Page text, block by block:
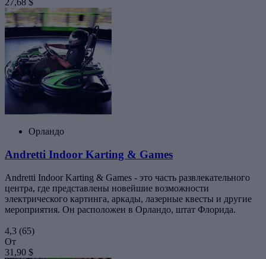
27,68 $
Орландо
Andretti Indoor Karting & Games
Andretti Indoor Karting & Games - это часть развлекательного
центра, где представлены новейшие возможности
электрического картинга, аркады, лазерные квесты и другие
мероприятия. Он расположен в Орландо, штат Флорида.
4,3 (65)
От
31,90 $